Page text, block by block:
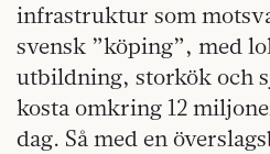
infrastruktur som
svensk ”köping”, med
utbildning, storkök och
kosta omkring 12
dag. Så med en